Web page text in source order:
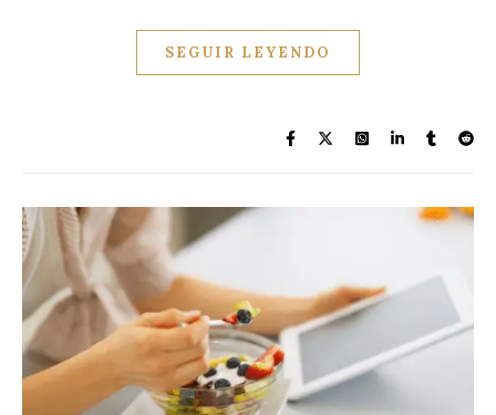
SEGUIR LEYENDO